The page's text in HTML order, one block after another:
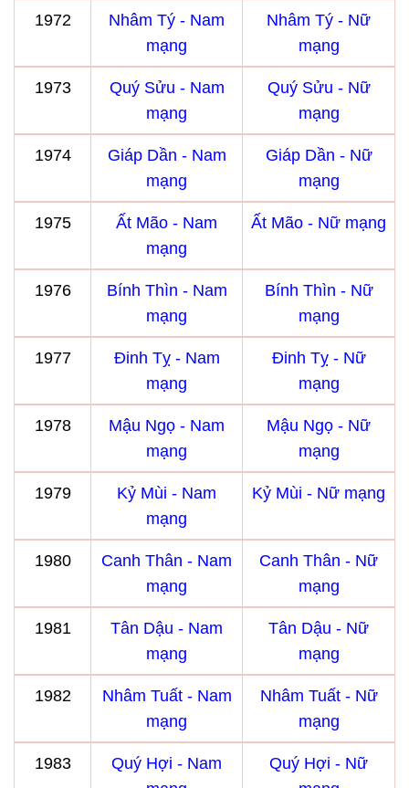
1972
Nhâm Tý - Nam
mạng
Nhâm Tý - Nữ
mạng
1973
Quý Sửu - Nam
mạng
Quý Sửu - Nữ
mạng
1974
Giáp Dần - Nam
mạng
Giáp Dần - Nữ
mạng
1975
Ất Mão - Nam
mạng
Ất Mão - Nữ mạng
1976
Bính Thìn - Nam
mạng
Bính Thìn - Nữ
mạng
1977
Đinh Tỵ - Nam
mạng
Đinh Tỵ - Nữ
mạng
1978
Mậu Ngọ - Nam
mạng
Mậu Ngọ - Nữ
mạng
1979
Kỷ Mùi - Nam
mạng
Kỷ Mùi - Nữ mạng
1980
Canh Thân - Nam
mạng
Canh Thân - Nữ
mạng
1981
Tân Dậu - Nam
mạng
Tân Dậu - Nữ
mạng
1982
Nhâm Tuất - Nam
mạng
Nhâm Tuất - Nữ
mạng
1983
Quý Hợi - Nam
Quý Hợi - Nữ